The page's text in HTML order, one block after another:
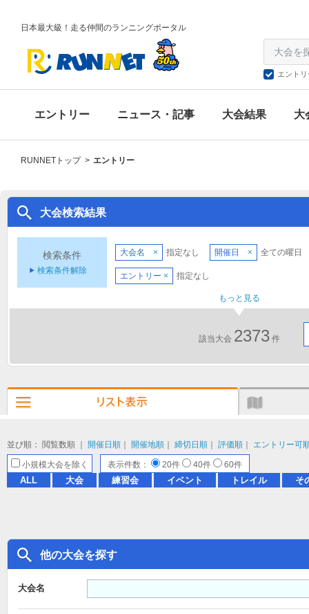
日本最大級！走る仲間のランニングポータル
エント
エントリー ニュース・記事 大会結果 大
RUNNETトップ > エントリー
大会検索結果
検索条件
検索条件解除
大会名 × 指定なし 開催日 × 全ての曜日
エントリー × 指定なし
もっと見る
該当大会 2373件
並び順： 閲覧数順 ｜ 開催日順｜ 開催地順｜ 締切日順｜ 評価順｜ エントリー可
小規模大会を除く 表示件数： 20件 40件 60件
ALL 大会 練習会 イベント トレイル そ
他の大会を探す
大会名